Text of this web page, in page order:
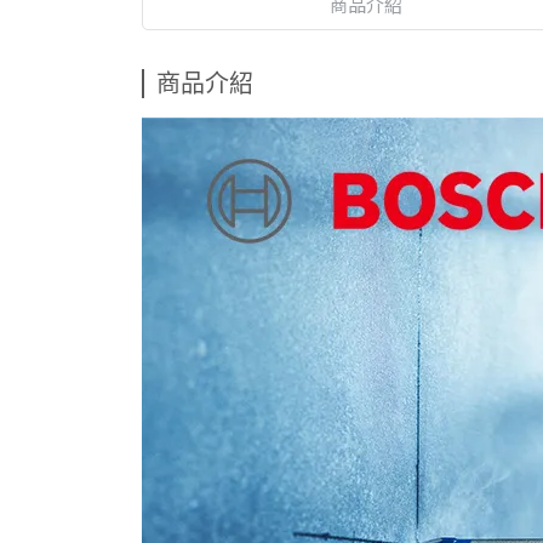
商品介紹